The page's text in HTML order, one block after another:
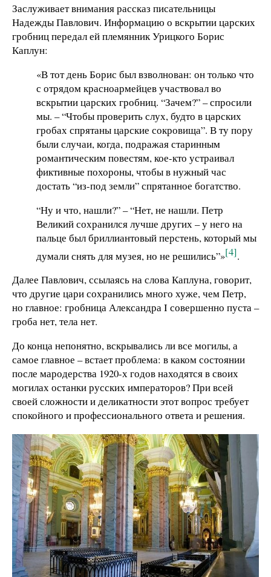
Заслуживает внимания рассказ писательницы
Надежды Павлович. Информацию о вскрытии царских
гробниц передал ей племянник Урицкого Борис
Каплун:
«В тот день Борис был взволнован: он только что
с отрядом красноармейцев участвовал во
вскрытии царских гробниц. “Зачем?” – спросили
мы. – “Чтобы проверить слух, будто в царских
гробах спрятаны царские сокровища”. В ту пору
были случаи, когда, подражая старинным
романтическим повестям, кое-кто устраивал
фиктивные похороны, чтобы в нужный час
достать “из-под земли” спрятанное богатство.
“Ну и что, нашли?” – “Нет, не нашли. Петр
Великий сохранился лучше других – у него на
пальце был бриллиантовый перстень, который мы
думали снять для музея, но не решились”»[4].
Далее Павлович, ссылаясь на слова Каплуна, говорит,
что другие цари сохранились много хуже, чем Петр,
но главное: гробница Александра I совершенно пуста –
гроба нет, тела нет.
До конца непонятно, вскрывались ли все могилы, а
самое главное – встает проблема: в каком состоянии
после мародерства 1920-х годов находятся в своих
могилах останки русских императоров? При всей
своей сложности и деликатности этот вопрос требует
спокойного и профессионального ответа и решения.